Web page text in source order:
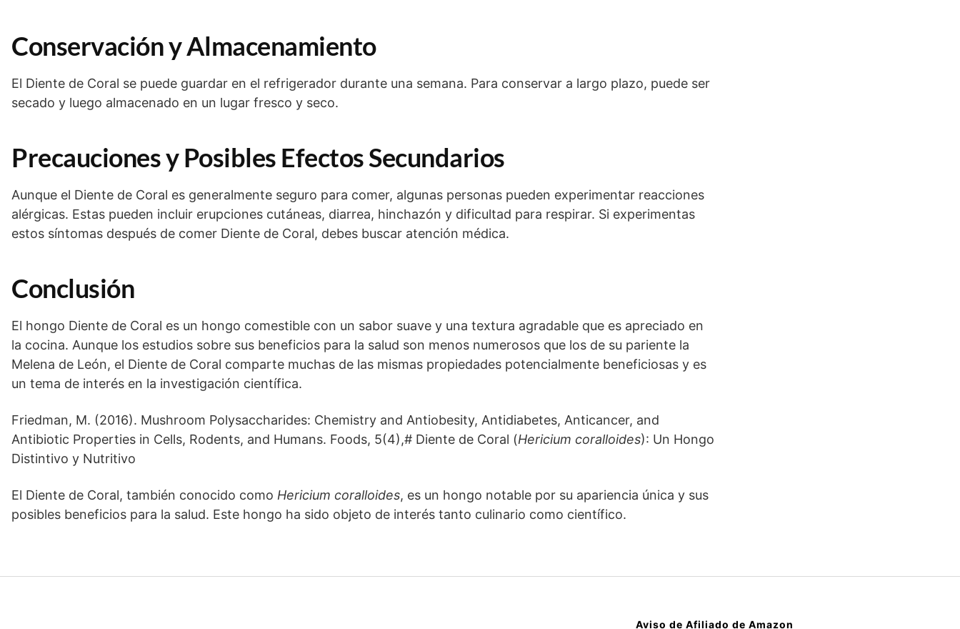
Conservación y Almacenamiento
El Diente de Coral se puede guardar en el refrigerador durante una semana. Para conservar a largo plazo, puede ser
secado y luego almacenado en un lugar fresco y seco.
Precauciones y Posibles Efectos Secundarios
Aunque el Diente de Coral es generalmente seguro para comer, algunas personas pueden experimentar reacciones
alérgicas. Estas pueden incluir erupciones cutáneas, diarrea, hinchazón y dificultad para respirar. Si experimentas
estos síntomas después de comer Diente de Coral, debes buscar atención médica.
Conclusión
El hongo Diente de Coral es un hongo comestible con un sabor suave y una textura agradable que es apreciado en
la cocina. Aunque los estudios sobre sus beneficios para la salud son menos numerosos que los de su pariente la
Melena de León, el Diente de Coral comparte muchas de las mismas propiedades potencialmente beneficiosas y es
un tema de interés en la investigación científica.
Friedman, M. (2016). Mushroom Polysaccharides: Chemistry and Antiobesity, Antidiabetes, Anticancer, and
Antibiotic Properties in Cells, Rodents, and Humans. Foods, 5(4),# Diente de Coral (Hericium coralloides): Un Hongo
Distintivo y Nutritivo
El Diente de Coral, también conocido como Hericium coralloides, es un hongo notable por su apariencia única y sus
posibles beneficios para la salud. Este hongo ha sido objeto de interés tanto culinario como científico.
Aviso de Afiliado de Amazon